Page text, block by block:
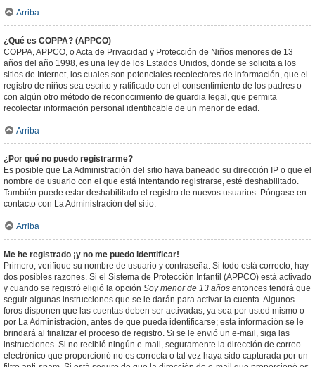
Arriba
¿Qué es COPPA? (APPCO)
COPPA, APPCO, o Acta de Privacidad y Protección de Niños menores de 13
años del año 1998, es una ley de los Estados Unidos, donde se solicita a los
sitios de Internet, los cuales son potenciales recolectores de información, que el
registro de niños sea escrito y ratificado con el consentimiento de los padres o
con algún otro método de reconocimiento de guardia legal, que permita
recolectar información personal identificable de un menor de edad.
Arriba
¿Por qué no puedo registrarme?
Es posible que La Administración del sitio haya baneado su dirección IP o que el
nombre de usuario con el que está intentando registrarse, esté deshabilitado.
También puede estar deshabilitado el registro de nuevos usuarios. Póngase en
contacto con La Administración del sitio.
Arriba
Me he registrado ¡y no me puedo identificar!
Primero, verifique su nombre de usuario y contraseña. Si todo está correcto, hay
dos posibles razones. Si el Sistema de Protección Infantil (APPCO) está activado
y cuando se registró eligió la opción Soy menor de 13 años entonces tendrá que
seguir algunas instrucciones que se le darán para activar la cuenta. Algunos
foros disponen que las cuentas deben ser activadas, ya sea por usted mismo o
por La Administración, antes de que pueda identificarse; esta información se le
brindará al finalizar el proceso de registro. Si se le envió un e-mail, siga las
instrucciones. Si no recibió ningún e-mail, seguramente la dirección de correo
electrónico que proporcionó no es correcta o tal vez haya sido capturada por un